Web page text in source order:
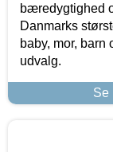
bæredygtighed
Danmarks
baby, mor, barn
udvalg.
Se